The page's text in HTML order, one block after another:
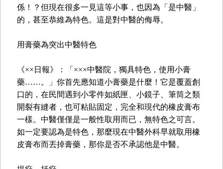
係！？但現在很多一見這等小事，也因為「是中醫」
的，甚至恭維為特色。這是對中醫的侮辱。
用膏藥為突出中醫特色
《××日報》：「×××中醫院，獨具特色，使用小膏
藥……。」你首先應知道小膏藥是什麼！它是覆蓋創
口的，在民間遇到小零件如紙匣、小鏡子、筆筒之類
開裂有縫者，也可粘貼固定，完全和現代的橡皮膏布
一樣。中醫僅僅是一般性取用而已，無特色之可言。
如一定要認為是特色，那麼現在中醫外科早就取用橡
皮膏布而丟掉膏藥，那你是否不承認他是中醫。